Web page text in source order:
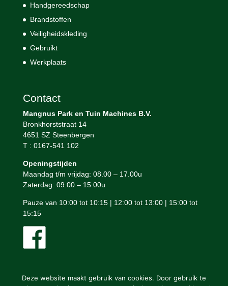
Handgereedschap
Brandstoffen
Veiligheidskleding
Gebruikt
Werkplaats
Contact
Mangnus Park en Tuin Machines B.V.
Bronkhorststraat 14
4651 SZ Steenbergen
T : 0167-541 102
Openingstijden
Maandag t/m vrijdag: 08.00 – 17.00u
Zaterdag: 09.00 – 15.00u
Pauze van 10:00 tot 10:15 | 12:00 tot 13:00 | 15:00 tot
15:15
Deze website maakt gebruik van cookies. Door gebruik te